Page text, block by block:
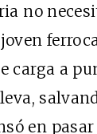
no
carga a
en